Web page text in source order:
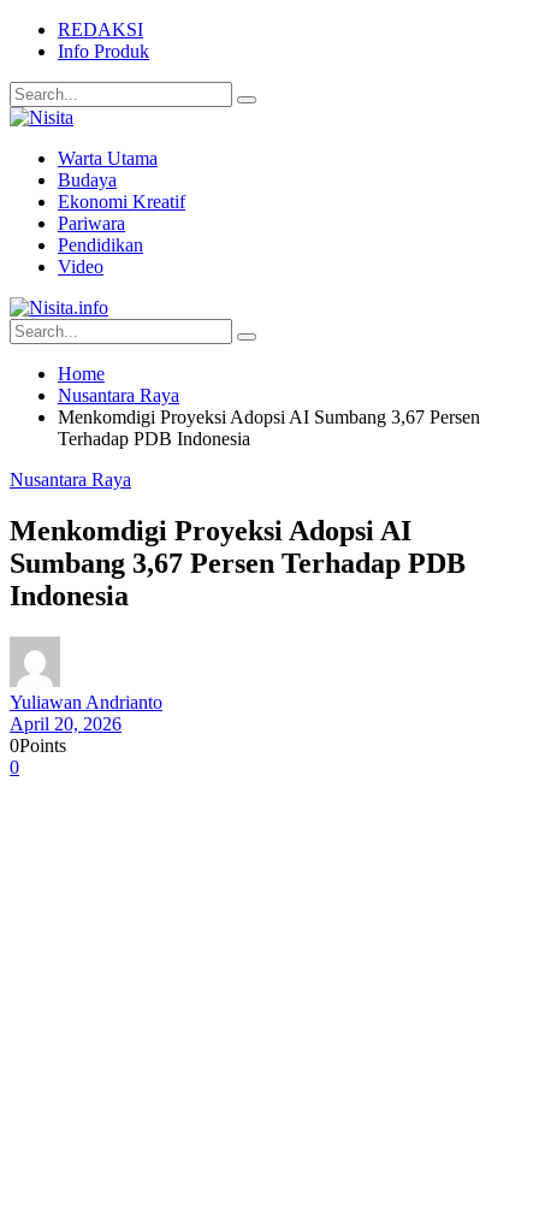
REDAKSI
Info Produk
Warta Utama
Budaya
Ekonomi Kreatif
Pariwara
Pendidikan
Video
Home
Nusantara Raya
Menkomdigi Proyeksi Adopsi AI Sumbang 3,67 Persen
Terhadap PDB Indonesia
Nusantara Raya
Menkomdigi Proyeksi Adopsi AI
Sumbang 3,67 Persen Terhadap PDB
Indonesia
Yuliawan Andrianto
April 20, 2026
0Points
0